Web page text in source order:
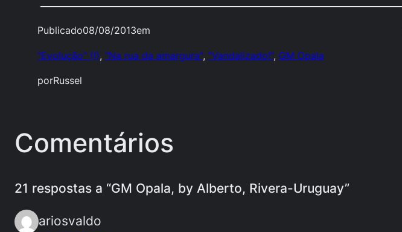
Publicado08/08/2013em
"Evolução" (!), "Na rua da amargura", "Vandalizado!", GM Opala
porRussel
Comentários
21 respostas a “GM Opala, by Alberto, Rivera-Uruguay”
ariosvaldo